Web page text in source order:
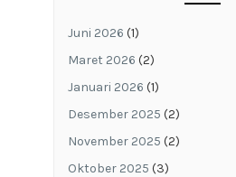
Juni 2026 (1)
Maret 2026 (2)
Januari 2026 (1)
Desember 2025 (2)
November 2025 (2)
Oktober 2025 (3)